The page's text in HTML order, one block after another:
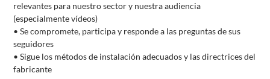
relevantes para nuestro sector y nuestra audiencia
(especialmente vídeos)
• Se compromete, participa y responde a las preguntas de sus
seguidores
• Sigue los métodos de instalación adecuados y las directrices del
fabricante